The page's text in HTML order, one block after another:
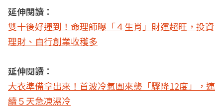
延伸閱讀：
雙十後好運到！命理師曝「４生肖」財運超旺，投資
理財、自行創業收穫多
延伸閱讀：
大衣準備拿出來！首波冷氣團來襲「驟降12度」，連
續５天急凍濕冷